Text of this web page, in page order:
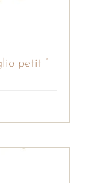
petit ”